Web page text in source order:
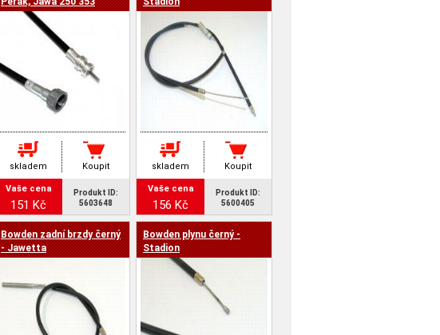
skladem Koupit
Vaše cena
151 Kč
Produkt ID:
5603648
skladem Koupit
Vaše cena
156 Kč
Produkt ID:
5600405
Bowden zadní brzdy černý
- Jawetta
Bowden plynu černý -
Stadion